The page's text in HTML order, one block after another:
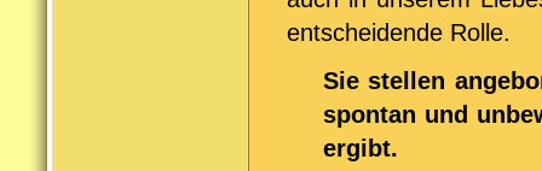
entscheidende Rolle.
Sie stellen
spontan und
ergibt.